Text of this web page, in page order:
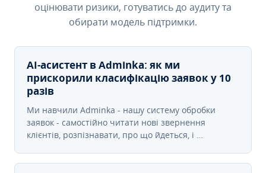
оцінювати ризики, готуватись до аудиту та
обирати модель підтримки.
AI-асистент в Adminka: як ми
прискорили класифікацію заявок у 10
разів
Ми навчили Adminka - нашу систему обробки
заявок - самостійно читати нові звернення
клієнтів, розпізнавати, про що йдеться, і …